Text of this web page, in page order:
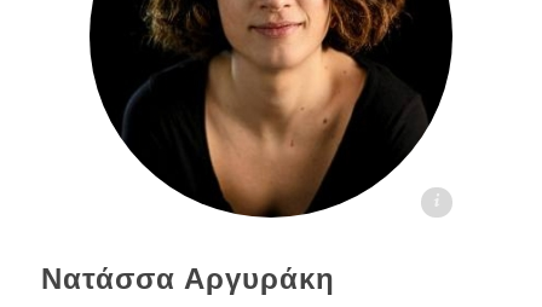
Νατάσσα Αργυράκη - daskaloi.gr
Νατάσσα Αργυράκη